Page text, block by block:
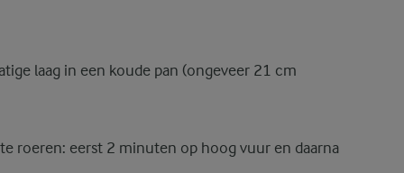
laag in een koude pan (ongeveer 21 cm
roeren: eerst 2 minuten op hoog vuur en daarna